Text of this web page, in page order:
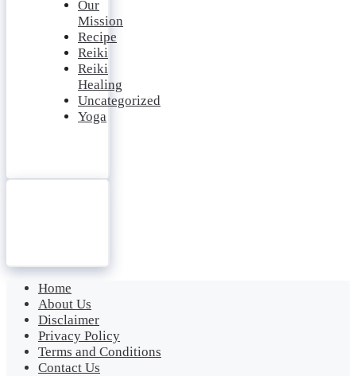
Our
Mission
Recipe
Reiki
Reiki
Healing
Uncategorized
Yoga
Home
About Us
Disclaimer
Privacy Policy
Terms and Conditions
Contact Us